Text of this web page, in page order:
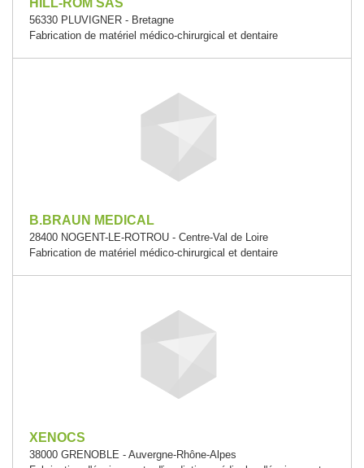
HILL-ROM SAS
56330 PLUVIGNER - Bretagne
Fabrication de matériel médico-chirurgical et dentaire
B.BRAUN MEDICAL
28400 NOGENT-LE-ROTROU - Centre-Val de Loire
Fabrication de matériel médico-chirurgical et dentaire
XENOCS
38000 GRENOBLE - Auvergne-Rhône-Alpes